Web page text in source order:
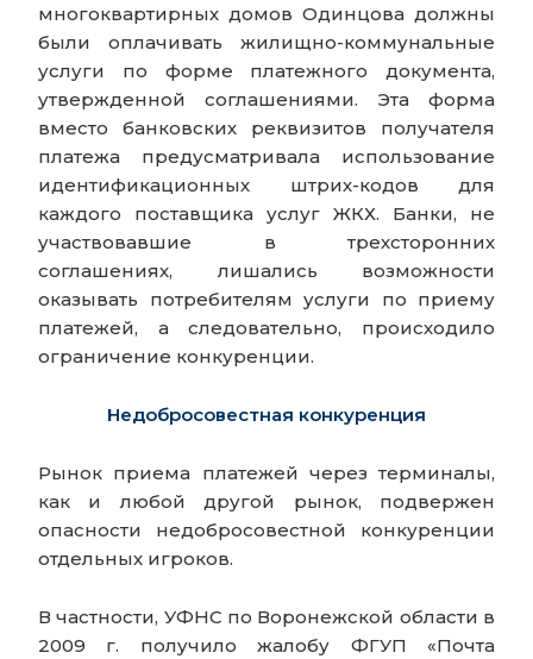
многоквартирных домов Одинцова должны
были оплачивать жилищно-коммунальные
услуги по форме платежного документа,
утвержденной соглашениями. Эта форма
вместо банковских реквизитов получателя
платежа предусматривала использование
идентификационных штрих-кодов для
каждого поставщика услуг ЖКХ. Банки, не
участвовавшие в трехсторонних
соглашениях, лишались возможности
оказывать потребителям услуги по приему
платежей, а следовательно, происходило
ограничение конкуренции.
Недобросовестная конкуренция
Рынок приема платежей через терминалы,
как и любой другой рынок, подвержен
опасности недобросовестной конкуренции
отдельных игроков.
В частности, УФНС по Воронежской области в
2009 г. получило жалобу ФГУП «Почта